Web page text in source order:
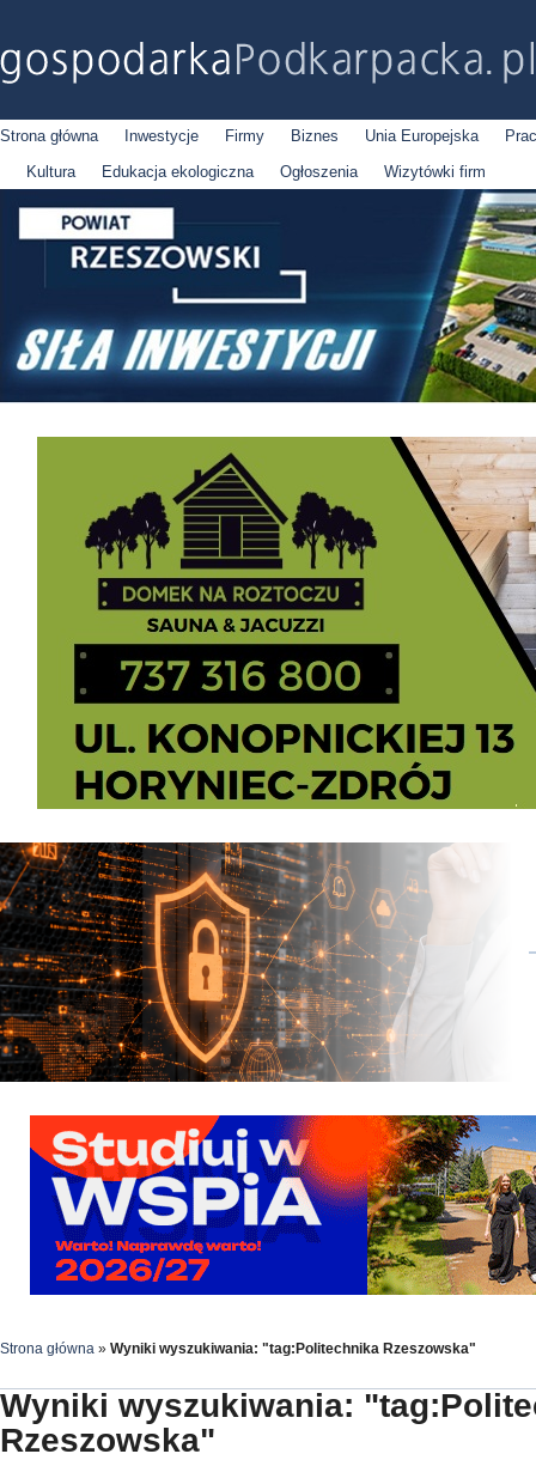
Strona główna Inwestycje Firmy Biznes Unia Europejska
Kultura
Edukacja ekologiczna Ogłoszenia Wizytówki firm
Strona główna » Wyniki wyszukiwania: "tag:Politechnika Rzeszowska"
Wyniki wyszukiwania:
Rzeszowska"